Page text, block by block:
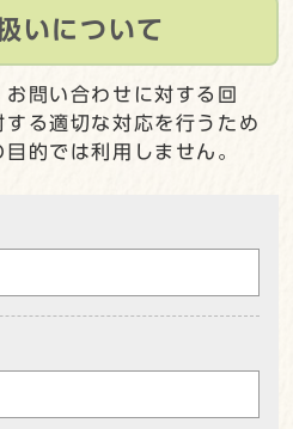
いについて
問い合わせに対する回
る適切な対応を行うため
的では利用しません。